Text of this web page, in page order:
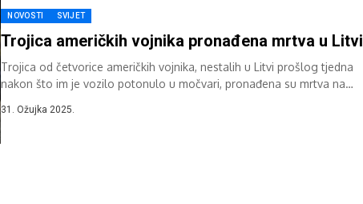
NOVOSTI SVIJET
Trojica američkih vojnika pronađena mrtva u Litvi
Trojica od četvorice američkih vojnika, nestalih u Litvi prošlog tjedna
nakon što im je vozilo potonulo u močvari, pronađena su mrtva na
31. Ožujka 2025.